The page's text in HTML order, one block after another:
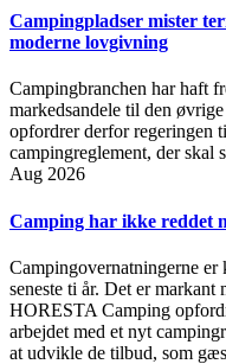
Campingpladser mister
moderne lovgivning
Campingbranchen har haft
markedsandele til den
opfordrer derfor regeringen
campingreglement, der skal
Aug 2026
Camping har ikke reddet
Campingovernatningerne er
seneste ti år. Det er markant
HORESTA Camping
arbejdet med et nyt
at udvikle de tilbud, som